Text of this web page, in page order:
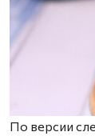
По версии